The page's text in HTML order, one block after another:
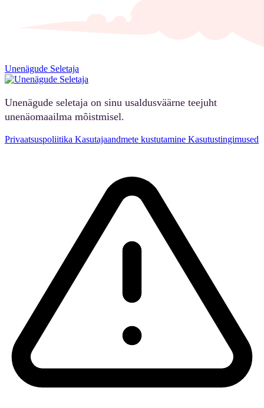
Unenägude Seletaja
Unenägude seletaja on sinu usaldusväärne teejuht
unenäomaailma mõistmisel.
Privaatsuspoliitika Kasutajaandmete kustutamine Kasutustingimused